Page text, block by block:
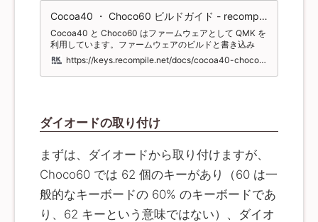
Cocoa40 ・ Choco60 ビルドガイド - recompile keys
Cocoa40 と Choco60 はファームウェアとして QMK を
利用しています。ファームウェアのビルドと書き込み
は、下記コマンドになります。Pro Micro は右手用と左
手用のふたつが必要になります。左右のどちらにもファ
ームウェアを書き込んでください。 組み立ての前に、
のコマンドでビルドできます。 $ make
cocoa40:default:avrdude Choco60の場合は下記のコマ
choco60:default:avrdude デフォルトの Cocoa40の
HEXファイル 、 Choco60のHEXファイル もダウンロー
ドできます。ビルド環境をつくるのが難しいという方は
こちらを利用してください。 Choco60 は GUI でキーマ
ップを設定できる VIA に対応しています。 VIA を利用す
る場合は VIA のファームウェア対応ページ から
https://keys.recompile.net/docs/cocoa40-choco60-build-guide/
ダイオードの取り付け
まずは、ダイオードから取り付けますが、
Choco60 では 62 個のキーがあり（60 は一
般的なキーボードの 60% のキーボードであ
り、62 キーという意味ではない）、ダイオ